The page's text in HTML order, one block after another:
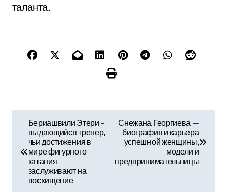
таланта.
Бериашвили Этери –
выдающийся тренер,
чьи достижения в
мире фигурного
катания
заслуживают на
восхищение
Снежана Георгиева —
биография и карьера
успешной женщины,
модели и
предпринимательницы